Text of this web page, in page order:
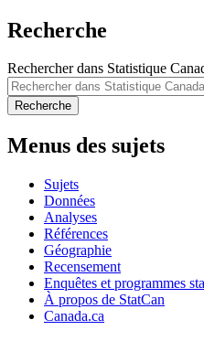
Recherche
Rechercher dans Statistique
Recherche
Menus des sujets
Sujets
Données
Analyses
Références
Géographie
Recensement
Enquêtes et programmes
À propos de StatCan
Canada.ca